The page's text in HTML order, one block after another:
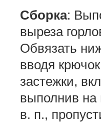
Сборка:
выреза
Обвязать
вводя
застежки,
выполнив на
в. п.,